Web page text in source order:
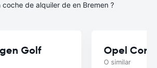
coche de alquiler de en Bremen ?
Golf Opel
O similar